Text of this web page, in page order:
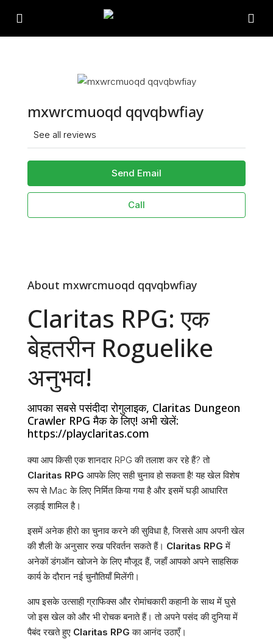
mxwrcmuoqd qqvqbwfiay
See all reviews
Send Email
Call
About mxwrcmuoqd qqvqbwfiay
Claritas RPG: एक
बेहतरीन Roguelike
अनुभव!
आपका सबसे पसंदीदा रोगुलाइक, Claritas Dungeon
Crawler RPG मैक के लिए! अभी खेलें:
https://playclaritas.com
क्या आप किसी एक शानदार RPG की तलाश कर रहे हैं? तो
Claritas RPG आपके लिए सही चुनाव हो सकता है! यह खेल विशेष
रूप से Mac के लिए निर्मित किया गया है और इसमें घड़ी आधारित
लड़ाई शामिल है।
इसमें अनेक हीरो का चुनाव करने की सुविधा है, जिससे आप अपनी खेल
की शैली के अनुसार रुख परिवर्तन सकते हैं। Claritas RPG में
अनेकों डंगऑन खोजने के लिए मौजूद हैं, जहाँ आपको अपने साहसिक
कार्य के दौरान नई चुनौतियाँ मिलेंगी।
आप इसके उत्साही ग्राफिक्स और रोमांचकारी कहानी के साथ में घुसे
जो इस खेल को और भी रोचक बनाते हैं। तो अपने पसंद की दुनिया में
पैबंद रखते हुए Claritas RPG का आनंद उठाएँ।